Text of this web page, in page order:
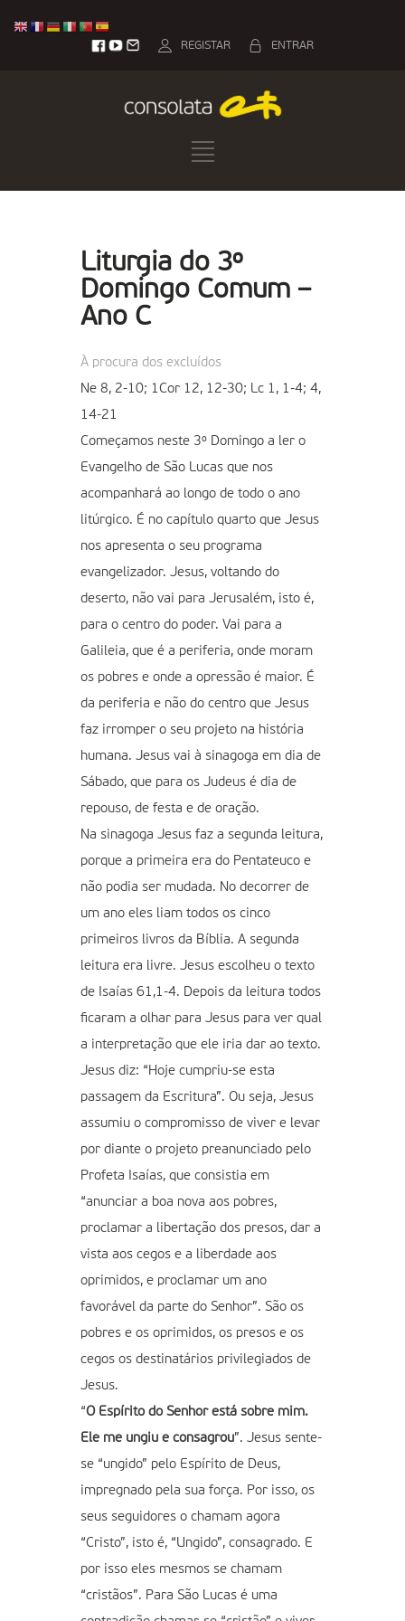
ENTRAR
REGISTAR
Liturgia do 3º
Domingo Comum –
Ano C
À procura dos excluídos
Ne 8, 2-10; 1Cor 12, 12-30; Lc 1, 1-4; 4,
14-21
Começamos neste 3º Domingo a ler o
Evangelho de São Lucas que nos
acompanhará ao longo de todo o ano
litúrgico. É no capítulo quarto que Jesus
nos apresenta o seu programa
evangelizador. Jesus, voltando do
deserto, não vai para Jerusalém, isto é,
para o centro do poder. Vai para a
Galileia, que é a periferia, onde moram
os pobres e onde a opressão é maior. É
da periferia e não do centro que Jesus
faz irromper o seu projeto na história
humana. Jesus vai à sinagoga em dia de
Sábado, que para os Judeus é dia de
repouso, de festa e de oração.
Na sinagoga Jesus faz a segunda leitura,
porque a primeira era do Pentateuco e
não podia ser mudada. No decorrer de
um ano eles liam todos os cinco
primeiros livros da Bíblia. A segunda
leitura era livre. Jesus escolheu o texto
de Isaías 61,1-4. Depois da leitura todos
ficaram a olhar para Jesus para ver qual
a interpretação que ele iria dar ao texto.
Jesus diz: “Hoje cumpriu-se esta
passagem da Escritura”. Ou seja, Jesus
assumiu o compromisso de viver e levar
por diante o projeto preanunciado pelo
Profeta Isaías, que consistia em
“anunciar a boa nova aos pobres,
proclamar a libertação dos presos, dar a
vista aos cegos e a liberdade aos
oprimidos, e proclamar um ano
favorável da parte do Senhor”. São os
pobres e os oprimidos, os presos e os
cegos os destinatários privilegiados de
Jesus.
“O Espírito do Senhor está sobre mim.
Ele me ungiu e consagrou”. Jesus sente-
se “ungido” pelo Espírito de Deus,
impregnado pela sua força. Por isso, os
seus seguidores o chamam agora
“Cristo”, isto é, “Ungido”, consagrado. E
por isso eles mesmos se chamam
“cristãos”. Para São Lucas é uma